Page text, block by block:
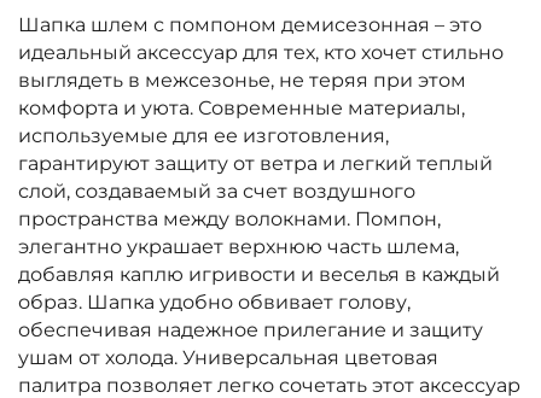
Шапка шлем с помпоном демисезонная – это
идеальный аксессуар для тех, кто хочет стильно
выглядеть в межсезонье, не теряя при этом
комфорта и уюта. Современные материалы,
используемые для ее изготовления,
гарантируют защиту от ветра и легкий теплый
слой, создаваемый за счет воздушного
пространства между волокнами. Помпон,
элегантно украшает верхнюю часть шлема,
добавляя каплю игривости и веселья в каждый
образ. Шапка удобно обвивает голову,
обеспечивая надежное прилегание и защиту
ушам от холода. Универсальная цветовая
палитра позволяет легко сочетать этот аксессуар